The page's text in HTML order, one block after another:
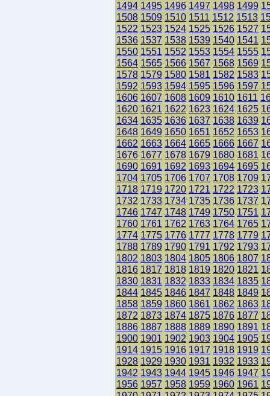
1494 1495 1496 1497 1498 1499
1508 1509 1510 1511 1512 1513
1522 1523 1524 1525 1526 1527
1536 1537 1538 1539 1540 1541
1550 1551 1552 1553 1554 1555
1564 1565 1566 1567 1568 1569
1578 1579 1580 1581 1582 1583
1592 1593 1594 1595 1596 1597
1606 1607 1608 1609 1610 1611
1620 1621 1622 1623 1624 1625
1634 1635 1636 1637 1638 1639
1648 1649 1650 1651 1652 1653
1662 1663 1664 1665 1666 1667
1676 1677 1678 1679 1680 1681
1690 1691 1692 1693 1694 1695
1704 1705 1706 1707 1708 1709
1718 1719 1720 1721 1722 1723
1732 1733 1734 1735 1736 1737
1746 1747 1748 1749 1750 1751
1760 1761 1762 1763 1764 1765
1774 1775 1776 1777 1778 1779
1788 1789 1790 1791 1792 1793
1802 1803 1804 1805 1806 1807
1816 1817 1818 1819 1820 1821
1830 1831 1832 1833 1834 1835
1844 1845 1846 1847 1848 1849
1858 1859 1860 1861 1862 1863
1872 1873 1874 1875 1876 1877
1886 1887 1888 1889 1890 1891
1900 1901 1902 1903 1904 1905
1914 1915 1916 1917 1918 1919
1928 1929 1930 1931 1932 1933
1942 1943 1944 1945 1946 1947
1956 1957 1958 1959 1960 1961